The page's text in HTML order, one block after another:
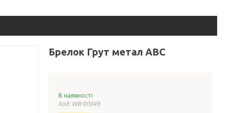
Брелок Грут метал ABC
В наявності
Код: WB-00049